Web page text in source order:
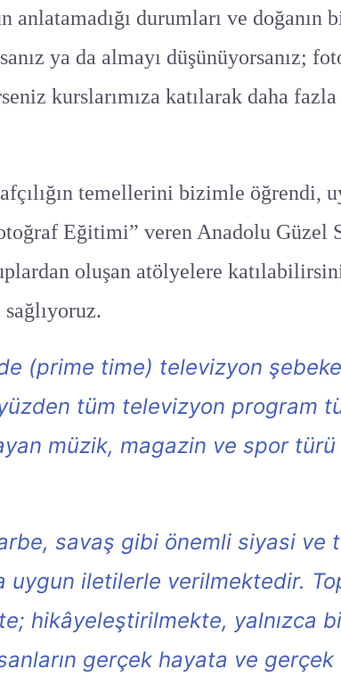
durumları ve doğanın
ya da almayı düşünüyorsanız;
kurslarımıza katılarak daha
temellerini bizimle öğrendi,
Eğitimi” veren Anadolu Güzel
oluşan atölyelere
(prime time) televizyon
tüm televizyon program
müzik, magazin ve spor
savaş gibi önemli siyasi ve
uygun iletilerle verilmektedir.
hikâyeleştirilmekte, yalnızca
gerçek hayata ve